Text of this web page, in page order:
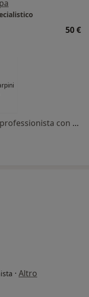
50 €
Questo centro non ha nessun professionista con date disponibili
· Altro